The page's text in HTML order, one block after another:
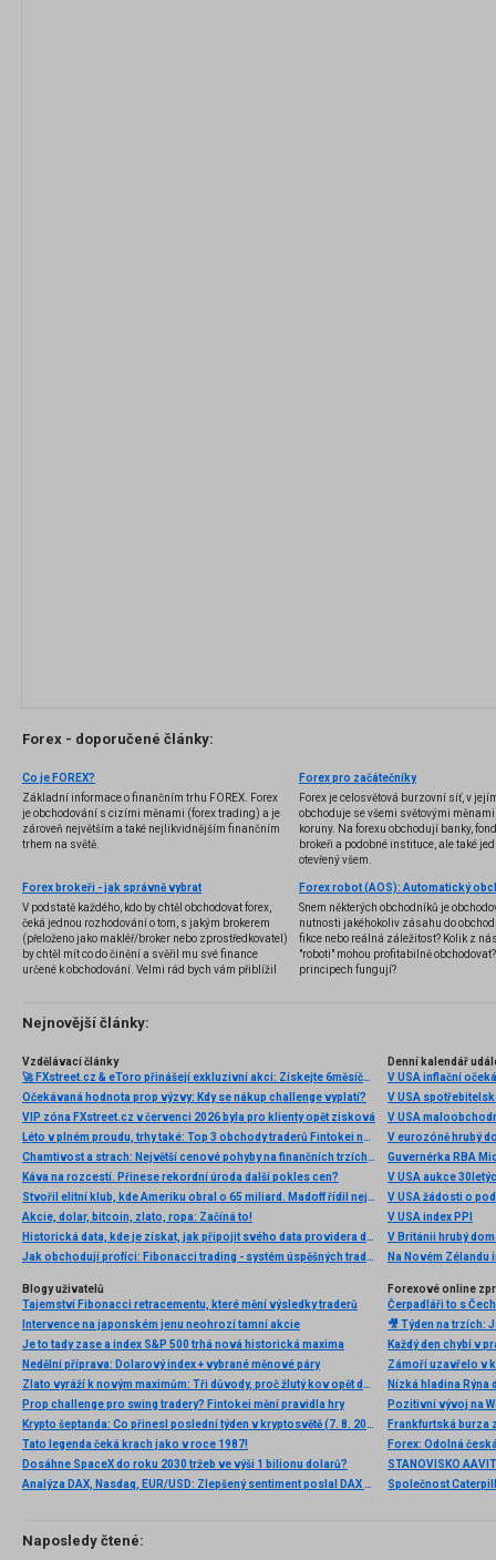
Forex - doporučené články:
Co je FOREX?
Základní informace o finančním trhu FOREX. Forex
je obchodování s cizími měnami (forex trading) a je
zároveň největším a také nejlikvidnějším finančním
trhem na světě.
Forex pro začátečníky
Forex je celosvětová burzovní síť, v
obchoduje se všemi světovými
koruny. Na forexu obchodují banky,
brokeři a podobné instituce, ale také
otevřený všem.
Forex brokeři - jak správně vybrat
V podstatě každého, kdo by chtěl obchodovat forex,
čeká jednou rozhodování o tom, s jakým brokerem
(přeloženo jako makléř/broker nebo zprostředkovatel)
by chtěl mít co do činění a svěřil mu své finance
určené k obchodování. Velmi rád bych vám přiblížil
několik příkladů nejznámějších z nich.
Snem některých obchodníků je
nutnosti jakéhokoliv zásahu do
fikce nebo reálná záležitost? Kolik z
"roboti" mohou profitabilně
principech fungují?
Nejnovější články:
Vzdělávací články
🚀 FXstreet.cz & eToro přinášejí exkluzivní akci: Získejte 6měsíční členství ve VIP zóně ZDARMA
Očekávaná hodnota prop výzvy: Kdy se nákup challenge vyplatí?
VIP zóna FXstreet.cz v červenci 2026 byla pro klienty opět zisková
Léto v plném proudu, trhy také: Top 3 obchody traderů Fintokei na indexech a zlatě
Chamtivost a strach: Největší cenové pohyby na finančních trzích (červenec 2026)
Káva na rozcestí. Přinese rekordní úroda další pokles cen?
Stvořil elitní klub, kde Ameriku obral o 65 miliard. Madoff řídil největší Ponzi dějin
Akcie, dolar, bitcoin, zlato, ropa: Začíná to!
Historická data, kde je získat, jak připojit svého data providera do MultiCharts a proč je budeme potřebovat? (4. díl)
Jak obchodují profíci: Fibonacci trading - systém úspěšných traderů
Denní kalendář
V USA inflační
V USA
V USA
V eurozóně hrubý
Guvernérka RBA
V USA aukce
V USA žádosti o
V USA index PPI
V Británii hrubý
Na Novém Zélandu
Blogy uživatelů
Tajemství Fibonacci retracementu, které mění výsledky traderů
Intervence na japonském jenu neohrozí tamní akcie
Je to tady zase a index S&P 500 trhá nová historická maxima
Nedělní příprava: Dolarový index + vybrané měnové páry
Zlato vyráží k novým maximům: Tři důvody, proč žlutý kov opět dominuje
Prop challenge pro swing tradery? Fintokei mění pravidla hry
Krypto šeptanda: Co přinesl poslední týden v kryptosvětě (7. 8. 2026)
Tato legenda čeká krach jako v roce 1987!
Dosáhne SpaceX do roku 2030 tržeb ve výši 1 bilionu dolarů?
Analýza DAX, Nasdaq, EUR/USD: Zlepšený sentiment poslal DAX na nová maxima
Forexové online
Nízká hladina
Pozitivní vývoj na
Frankfurtská burza
Naposledy čtené: